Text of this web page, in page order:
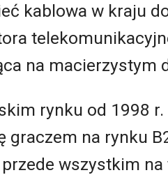
kablowa w kraju
na
rynku od 1998
graczem na rynku
wszystkim na